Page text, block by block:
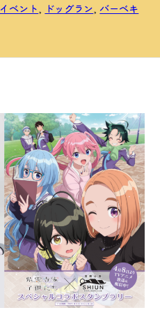
イベント, ドッグラン, バーベキ